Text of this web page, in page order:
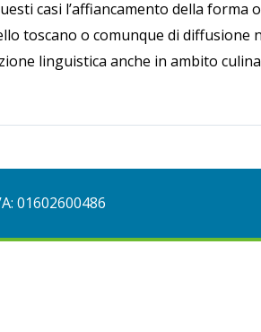
casi l’affiancamento della forma
toscano o comunque di diffusione
linguistica anche in ambito
01602600486